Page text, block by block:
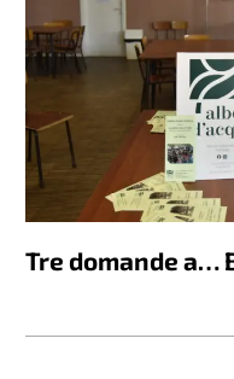
Tre domande a…